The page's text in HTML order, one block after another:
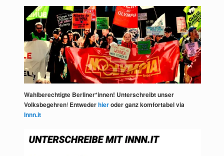
Wahlberechtigte Berliner*innen! Unterschreibt unser
Volksbegehren! Entwederhieroder ganz komfortabel via
Innn.it